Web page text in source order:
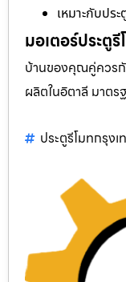
เหมาะกับปร
มอเตอร์ประตู
บ้านของคุณคู่ควร
ผลิตในอิตาลี มาต
ประตูรีโมทกรุงเ